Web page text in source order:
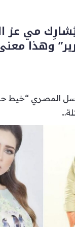
مي عز
وهذا
المصري “خيط